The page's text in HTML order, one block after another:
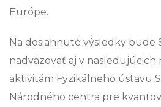
Európe.
Na dosiahnuté výsledky bude
nadväzovať aj v nasledujúcich
aktivitám Fyzikálneho ústavu
Národného centra pre